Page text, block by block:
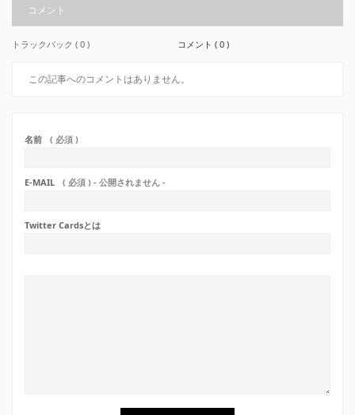
コメント
トラックバック ( 0 ) コメント ( 0 )
この記事へのコメントはありません。
名前 ( 必須 )
E-MAIL ( 必須 ) - 公開されません -
Twitter Cardsとは